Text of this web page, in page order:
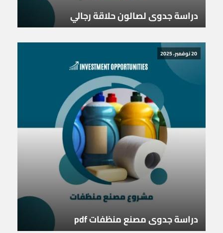
دراسة جدوى لصالون حلاقة رجالي
20 نوفمبر، 2025
دراسة جدوى مصنع منظفات pdf